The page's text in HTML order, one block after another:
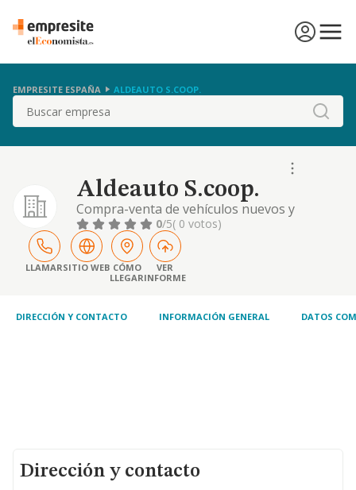
EMPRESITE ESPAÑA ALDEAUTO S.COOP.
Buscar
Aldeauto S.coop.
Compra-venta de vehículos nuevos y
usados, así como la reparación de todo tipo
de vehículos de tracción mecánica y sus
componentes.
0/5( 0 votos)
LLAMARSITIO WEB CÓMO
LLEGAR
VER
INFORME
DIRECCIÓN Y CONTACTO INFORMACIÓN GENERAL DATOS
Dirección y contacto